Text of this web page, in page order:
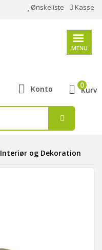
Ønskeliste Kasse
MENU
Konto Kurv
0
Interiør og Dekoration